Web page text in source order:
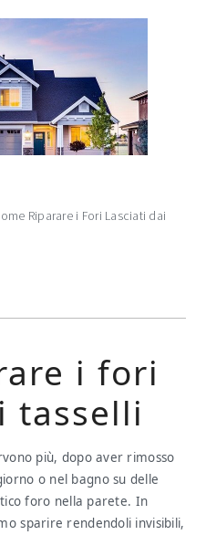
Riparare i Fori Lasciati dai
i fori
tasselli
più, dopo aver rimosso
o nel bagno su delle
foro nella parete. In
sparire rendendoli invisibili,